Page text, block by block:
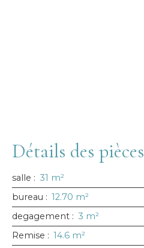
Détails des pièces
salle : 31 m²
bureau : 12.70 m²
degagement : 3 m²
Remise : 14.6 m²